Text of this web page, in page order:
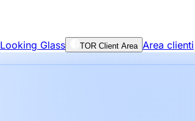
Looking Glass TOR Client Area Area clienti